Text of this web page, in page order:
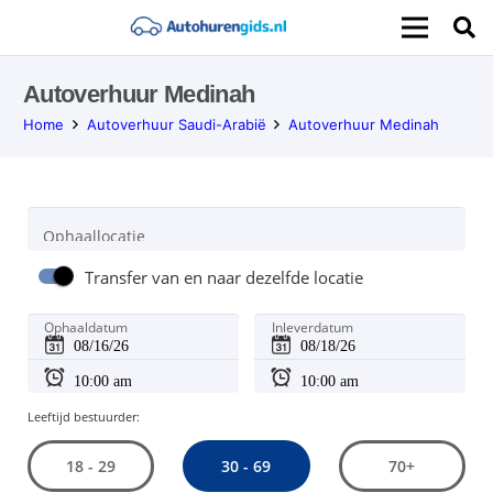
Autoverhuur Medinah
Home Autoverhuur Saudi-Arabië Autoverhuur Medinah
Ophaallocatie
Transfer van en naar dezelfde locatie
Ophaaldatum Inleverdatum
Leeftijd bestuurder:
18 - 29 30 - 69 70+